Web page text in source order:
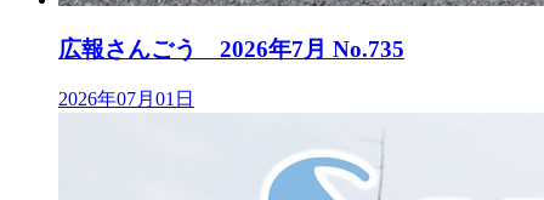
広報さんごう 2026年7月 No.735
2026年07月01日